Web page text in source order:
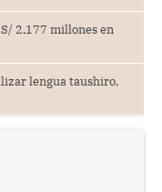
2,177 millones en
lengua taushiro,